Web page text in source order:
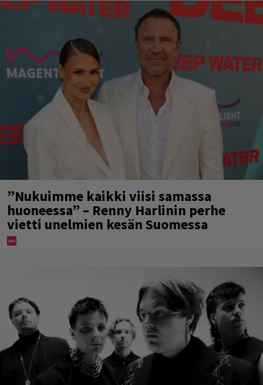
”Nukuimme kaikki viisi samassa
huoneessa” – Renny Harlinin perhe
vietti unelmien kesän Suomessa